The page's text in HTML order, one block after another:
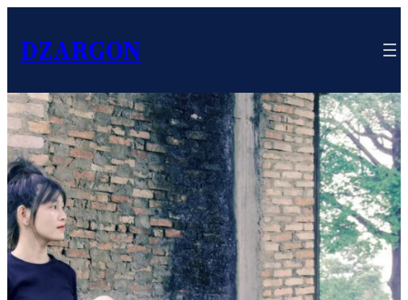
DZARGON